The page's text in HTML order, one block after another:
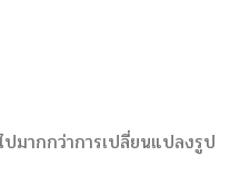
มากกว่าการเปลี่ยนแปลงรูป